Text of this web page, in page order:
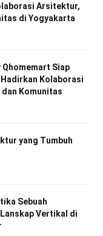
Arsitektur,
di Yogyakarta
Qhomemart Siap
Hadirkan Kolaborasi
Komunitas
yang Tumbuh
Sebuah
Vertikal di